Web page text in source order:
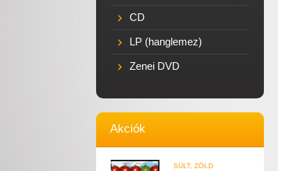
CD
LP (hanglemez)
Zenei DVD
Akciók
SÜLT, ZÖLD